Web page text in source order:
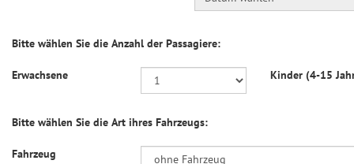
Bitte wählen Sie die Anzahl der Passagiere:
Erwachsene Kinder (4-15
Bitte wählen Sie die Art ihres Fahrzeugs:
Fahrzeug